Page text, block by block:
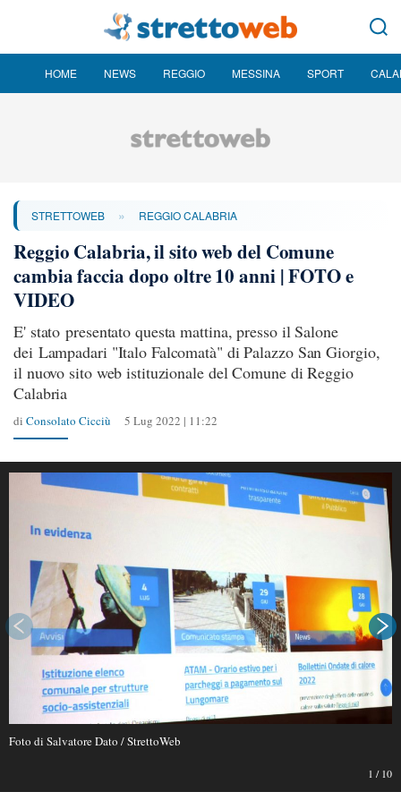
HOME NEWS REGGIO MESSINA SPORT
STRETTOWEB » REGGIO CALABRIA
Reggio Calabria, il sito web del Comune
cambia faccia dopo oltre 10 anni | FOTO e
VIDEO
E' stato presentato questa mattina, presso il Salone
dei Lampadari "Italo Falcomatà" di Palazzo San Giorgio,
il nuovo sito web istituzionale del Comune di Reggio
Calabria
di Consolato Cicciù 5 Lug 2022 | 11:22
Foto di Salvatore Dato / StrettoWeb
1 / 10